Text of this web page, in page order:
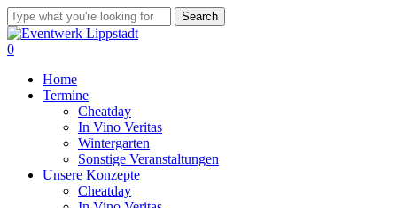
Skip
to
main
Search
Close
Search
0
Home
Termine
Cheatday
In Vino Veritas
Wintergarten
Sonstige Veranstaltungen
Unsere Konzepte
Cheatday